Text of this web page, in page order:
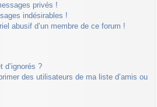
privés !
indésirables !
abusif d’un membre de ce forum !
d’ignorés ?
des utilisateurs de ma liste d’amis ou